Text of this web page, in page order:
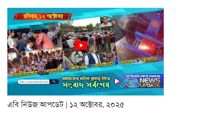
এবি নিউজ আপডেট | ১২ অক্টোবর, ২০২৫